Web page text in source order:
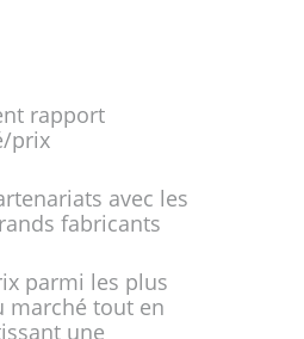
rapport
prix
avec les
fabricants
parmi les plus
marché tout en
une